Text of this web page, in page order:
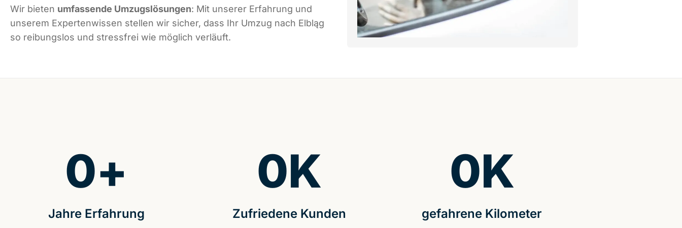
Wir bieten umfassende Umzugslösungen: Mit unserer Erfahrung und
unserem Expertenwissen stellen wir sicher, dass Ihr Umzug nach Elbląg
so reibungslos und stressfrei wie möglich verläuft.
Jahre Erfahrung
0+
Zufriedene Kunden
0K
gefahrene Kilometer
0K